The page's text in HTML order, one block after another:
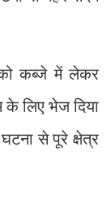
कब्जे में लेकर
के लिए भेज दिया
से पूरे क्षेत्र